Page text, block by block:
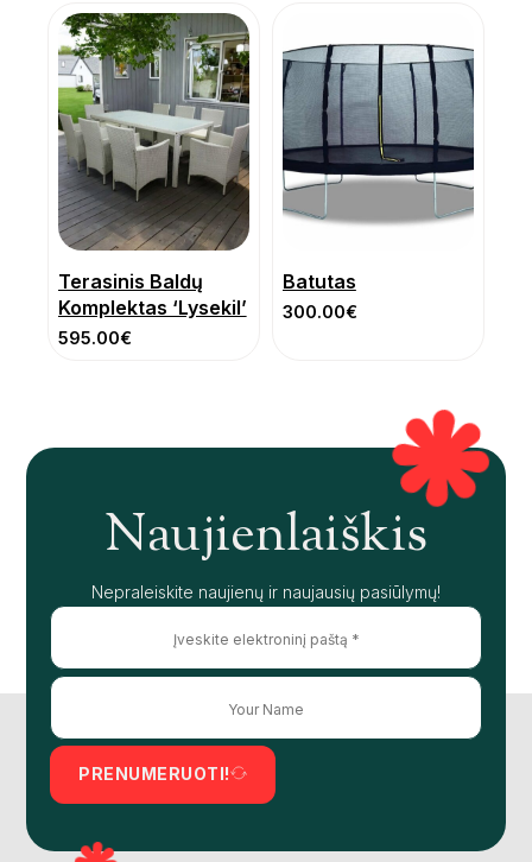
Terasinis Baldų
Komplektas ‘Lysekil’
595.00€
Batutas
300.00€
Naujienlaiškis
Nepraleiskite naujienų ir naujausių pasiūlymų!
PRENUMERUOTI!